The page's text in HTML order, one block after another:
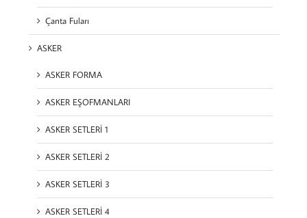
Çanta Fuları
ASKER
ASKER FORMA
ASKER EŞOFMANLARI
ASKER SETLERİ 1
ASKER SETLERİ 2
ASKER SETLERİ 3
ASKER SETLERİ 4